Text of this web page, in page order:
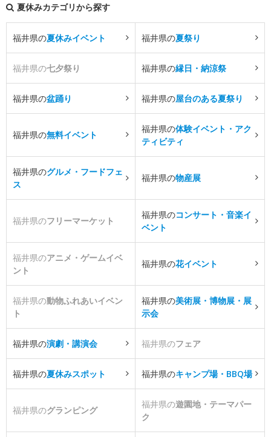
夏休みカテゴリから探す
福井県の夏休みイベント 福井県の夏祭り
福井県の七夕祭り 福井県の縁日・納涼祭
福井県の盆踊り 福井県の屋台のある夏祭り
福井県の無料イベント
福井県の体験イベント・アク
ティビティ
福井県のグルメ・フードフェ
ス
福井県の物産展
福井県のフリーマーケット
福井県のコンサート・音楽イ
ベント
福井県のアニメ・ゲームイベ
ント
福井県の花イベント
福井県の動物ふれあいイベン
ト
福井県の美術展・博物展・展
示会
福井県の演劇・講演会 福井県のフェア
福井県の夏休みスポット 福井県のキャンプ場・BBQ場
福井県のグランピング
福井県の遊園地・テーマパー
ク